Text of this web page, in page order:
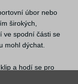
úbor nebo
širokých,
ve spodní části se
mohl dýchat.
a hodí se pro